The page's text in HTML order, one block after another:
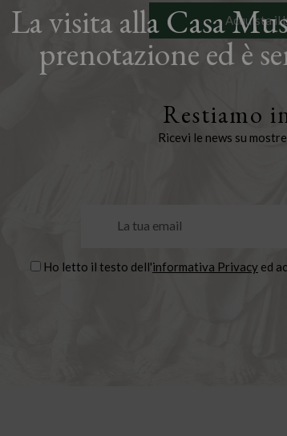
Acquista il
Restiamo
Ricevi le news su
Ho letto il testo dell'informativa Privacy ed
La visita alla Casa
prenotazione ed è